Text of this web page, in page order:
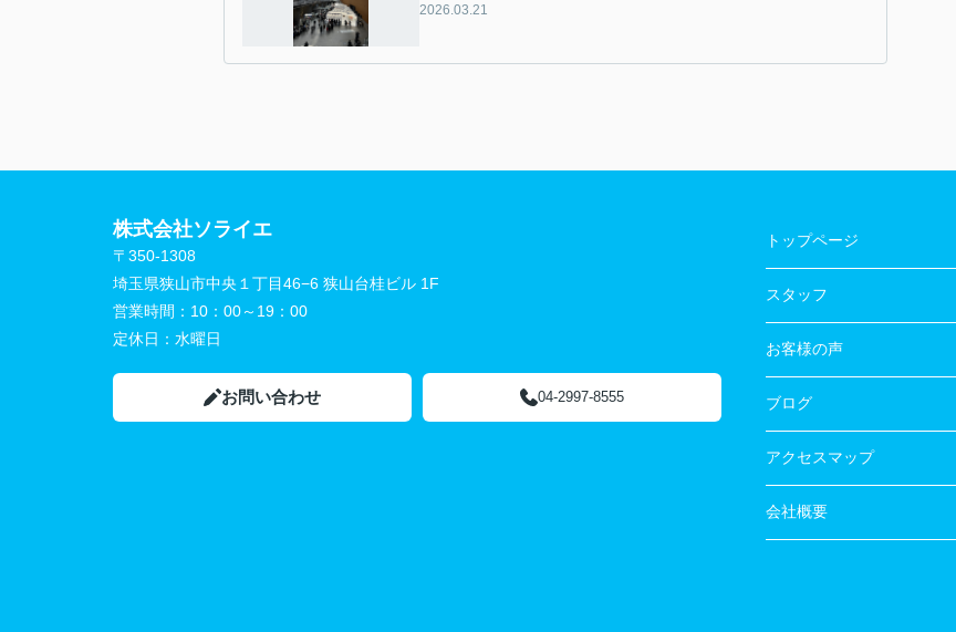
2026.03.21
株式会社ソライエ
〒350-1308
埼玉県狭山市中央１丁目46−6 狭山台桂ビル 1F
営業時間： 10：00～19：00
定休日： 水曜日
お問い合わせ 04-2997-8555
トップページ
スタッフ
お客様の声
ブログ
アクセスマップ
会社概要